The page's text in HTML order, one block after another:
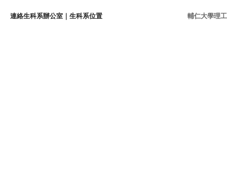
連絡生科系辦公室 ｜ 生科系位置 輔仁大學理